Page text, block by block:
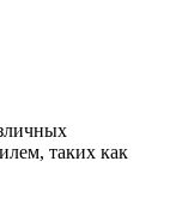
таких как